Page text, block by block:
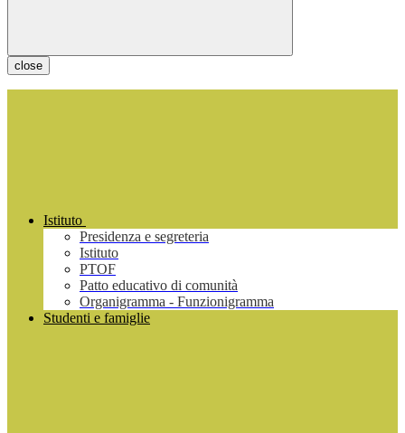
close
Istituto
Presidenza e segreteria
Istituto
PTOF
Patto educativo di comunità
Organigramma - Funzionigramma
Studenti e famiglie